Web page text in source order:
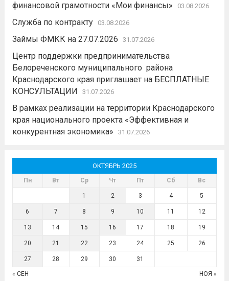
финансовой грамотности «Мои финансы»
03.08.2026
Служба по контракту 03.08.2026
Займы ФМКК на 27.07.2026 31.07.2026
Центр поддержки предпринимательства
Белореченского муниципального района
Краснодарского края приглашает на БЕСПЛАТНЫЕ
КОНСУЛЬТАЦИИ
31.07.2026
В рамках реализации на территории Краснодарского
края национального проекта «Эффективная и
конкурентная экономика»
31.07.2026
ОКТЯБРЬ 2025
Пн Вт Ср Чт Пт Сб Вс
1 2 3 4 5
6 7 8 9 10 11 12
13 14 15 16 17 18 19
20 21 22 23 24 25 26
27 28 29 30 31
« СЕН НОЯ »